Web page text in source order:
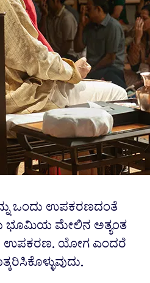
ಒಂದು ಉಪಕರಣದಂತೆ
ಭೂಮಿಯ ಮೇಲಿನ ಅತ್ಯಂತ
ಉಪಕರಣ. ಯೋಗ ಎಂದರೆ